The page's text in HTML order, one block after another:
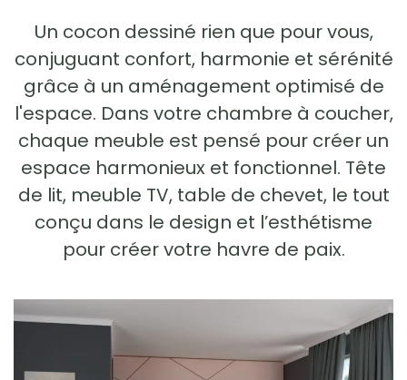
Un cocon dessiné rien que pour vous,
conjuguant confort, harmonie et sérénité
grâce à un aménagement optimisé de
l'espace. Dans votre chambre à coucher,
chaque meuble est pensé pour créer un
espace harmonieux et fonctionnel. Tête
de lit, meuble TV, table de chevet, le tout
conçu dans le design et l’esthétisme
pour créer votre havre de paix.